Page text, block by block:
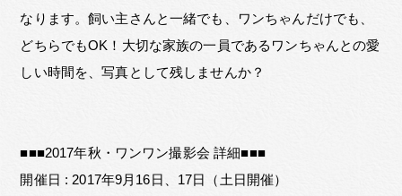
なります。飼い主さんと一緒でも、ワンちゃんだけでも、
どちらでもOK！大切な家族の一員であるワンちゃんとの愛
しい時間を、写真として残しませんか？
■■■2017年秋・ワンワン撮影会 詳細■■■
開催日 : 2017年9月16日、17日（土日開催）